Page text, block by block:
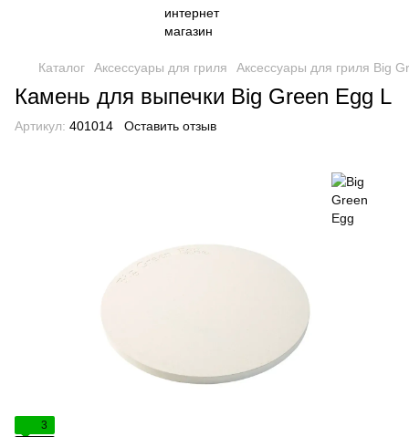
Каталог Аксессуары для гриля Аксессуары для гриля Big
Камень для выпечки Big Green Egg L
Артикул: 401014 Оставить отзыв
3